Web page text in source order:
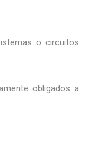
o circuitos
obligados a